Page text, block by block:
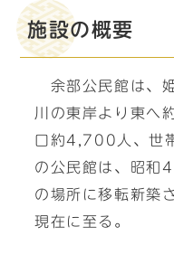
施設の概要
余部公民館は、
川の東岸より東へ
口約4,700人、世
の公民館は、昭和
の場所に移転新築
現在に至る。